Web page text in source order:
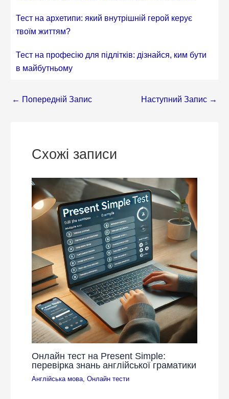
Тест на архетипи: який внутрішній герой керує
твоїм життям?
Тест на професію для підлітків: дізнайся, ким бути
в майбутньому
← Попередній Запис Наступний Запис →
Схожі записи
Онлайн тест на Present Simple:
перевірка знань англійської граматики
Англійська мова,Онлайн тести